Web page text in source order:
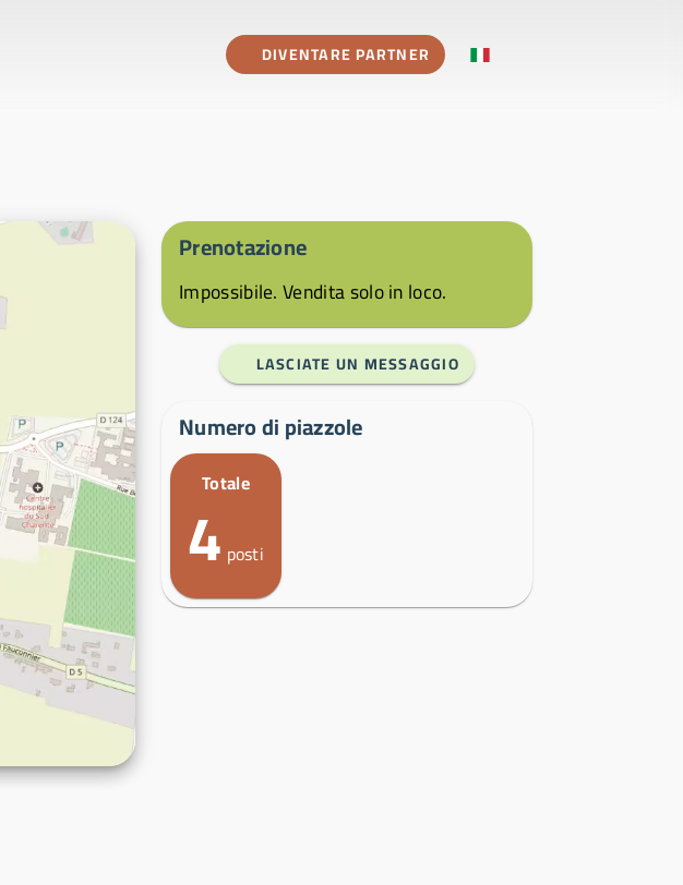
DIVENTARE PARTNER
Prenotazione
Impossibile. Vendita solo in loco.
LASCIATE UN MESSAGGIO
Numero di piazzole
Totale
4 posti